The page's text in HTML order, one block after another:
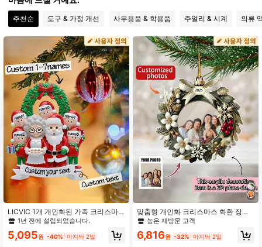
4.90 95K 팔로워
4.90 95K 팔로워
4.90 95K 팔로워
4.90 95K 팔로워
4.90 95K 팔로워
추천순 도구 & 가정 개선 사무용품 & 학용품 주얼리 & 시계 의류
LICVIC 1개 개인화된 가족 크리스마
스 장식품 - 5인 가족 크리스마스 장식
춤형 5인 가족 장식품 크리스마스 엿
1년 전에 설립되었습니다.
5,095원 -40% 마지막 2일
맞춤형 개인화 크리스마스 화환 장식,
맞춤형 사진 장식, 가족 선물, 가족 및
크리스마스 트리 장식, 귀여운 크리스
높은 재방문 고객
6,816원 -32% 마지막 2일